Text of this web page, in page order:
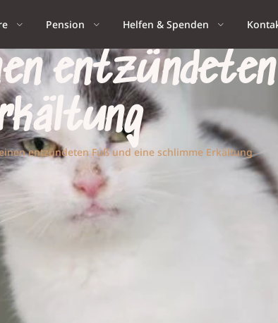
Pension Helfen & Spenden
entzündeten Fuß und eine schlimme Erkältung